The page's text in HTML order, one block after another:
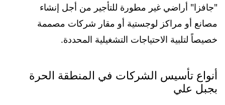
"جافزا" أراضي غير مطورة للتأجير من أجل إنشاء
مصانع أو مراكز لوجستية أو مقار شركات مصممة
خصيصاً لتلبية الاحتياجات التشغيلية المحددة.
أنواع تأسيس الشركات في المنطقة الحرة
بجبل علي